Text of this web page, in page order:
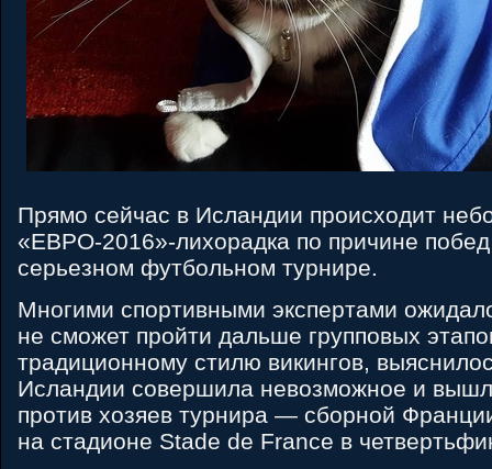
Прямо сейчас в Исландии происходит
«ЕВРО-2016»-лихорадка по причине
серьезном футбольном турнире.
Многими спортивными экспертами
не сможет пройти дальше групповых
традиционному стилю викингов,
Исландии совершила невозможное и
против хозяев турнира — сборной
на стадионе Stade de France в